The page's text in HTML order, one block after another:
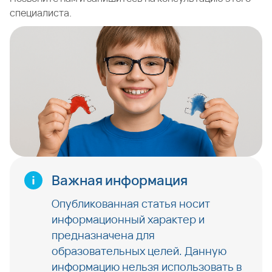
специалиста.
Важная информация
Опубликованная статья носит
информационный характер и
предназначена для
образовательных целей. Данную
информацию нельзя использовать в